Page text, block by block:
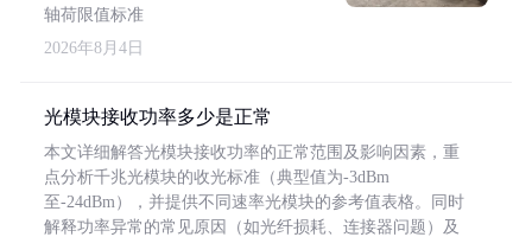
轴荷限值标准
2026年8月4日
光模块接收功率多少是正常
本文详细解答光模块接收功率的正常范围及影响因素，重
点分析千兆光模块的收光标准（典型值为-3dBm
至-24dBm），并提供不同速率光模块的参考值表格。同时
解释功率异常的常见原因（如光纤损耗、连接器问题）及